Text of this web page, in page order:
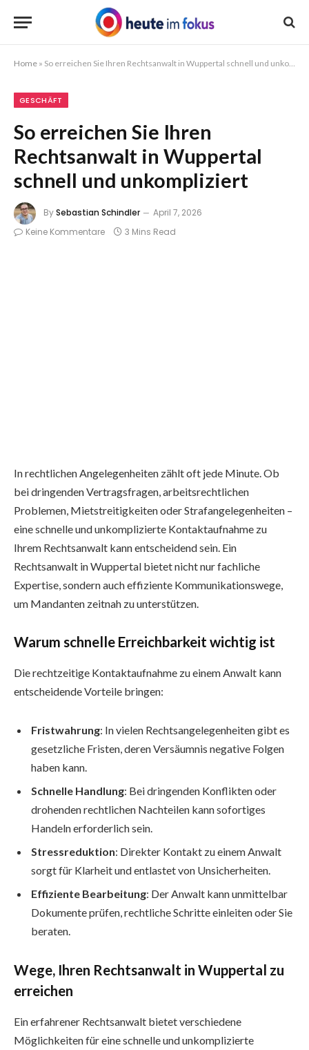
Home » So erreichen Sie Ihren Rechtsanwalt in Wuppertal schnell und unkompliziert
GESCHÄFT
So erreichen Sie Ihren
Rechtsanwalt in Wuppertal
schnell und unkompliziert
BySebastian Schindler
April 7, 2026
Keine Kommentare
3 Mins Read
In rechtlichen Angelegenheiten zählt oft jede Minute. Ob
bei dringenden Vertragsfragen, arbeitsrechtlichen
Problemen, Mietstreitigkeiten oder Strafangelegenheiten –
eine schnelle und unkomplizierte Kontaktaufnahme zu
Ihrem Rechtsanwalt kann entscheidend sein. Ein
Rechtsanwalt in Wuppertal bietet nicht nur fachliche
Expertise, sondern auch effiziente Kommunikationswege,
um Mandanten zeitnah zu unterstützen.
Warum schnelle Erreichbarkeit wichtig ist
Die rechtzeitige Kontaktaufnahme zu einem Anwalt kann
entscheidende Vorteile bringen:
Fristwahrung: In vielen Rechtsangelegenheiten gibt es
gesetzliche Fristen, deren Versäumnis negative Folgen
haben kann.
Schnelle Handlung: Bei dringenden Konflikten oder
drohenden rechtlichen Nachteilen kann sofortiges
Handeln erforderlich sein.
Stressreduktion: Direkter Kontakt zu einem Anwalt
sorgt für Klarheit und entlastet von Unsicherheiten.
Effiziente Bearbeitung: Der Anwalt kann unmittelbar
Dokumente prüfen, rechtliche Schritte einleiten oder Sie
beraten.
Wege, Ihren Rechtsanwalt in Wuppertal zu
erreichen
Ein erfahrener Rechtsanwalt bietet verschiedene
Möglichkeiten für eine schnelle und unkomplizierte